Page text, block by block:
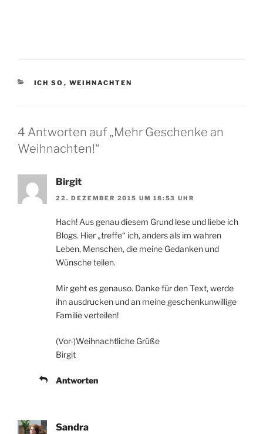
KATEGORIEN
ICH SO , WEIHNACHTEN
4 Antworten auf „Mehr Geschenke an
Weihnachten!“
Birgit
22. DEZEMBER 2015 UM 18:53 UHR
Hach! Aus genau diesem Grund lese und liebe ich
Blogs. Hier „treffe“ ich, anders als im wahren
Leben, Menschen, die meine Gedanken und
Wünsche teilen.
Mir geht es genauso. Danke für den Text, werde
ihn ausdrucken und an meine geschenkunwillige
Familie verteilen!
(Vor-)Weihnachtliche Grüße
Birgit
Antworten
Sandra